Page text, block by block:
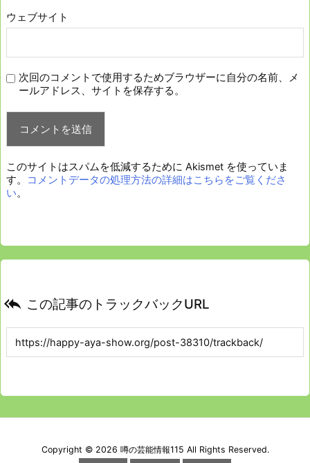
ウェブサイト
次回のコメントで使用するためブラウザーに自分の名前、メ
ールアドレス、サイトを保存する。
このサイトはスパムを低減するために Akismet を使っていま
す。
コメントデータの処理方法の詳細はこちらをご覧くださ
い。
 この記事のトラックバックURL
Copyright © 2026 噂の芸能情報115 All Rights Reserved.